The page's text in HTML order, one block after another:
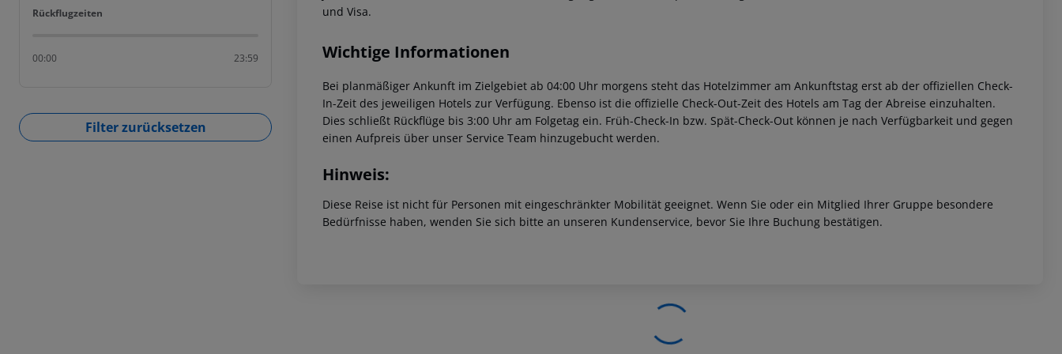
Rückflugzeiten
Rückflugzeiten
00:00 23:59
Filter zurücksetzen
und Visa.
Wichtige Informationen
Bei planmäßiger Ankunft im Zielgebiet ab 04:00 Uhr morgens steht das Hotelzimmer am Ankunftstag erst ab der offiziellen Check-
In-Zeit des jeweiligen Hotels zur Verfügung. Ebenso ist die offizielle Check-Out-Zeit des Hotels am Tag der Abreise einzuhalten.
Dies schließt Rückflüge bis 3:00 Uhr am Folgetag ein. Früh-Check-In bzw. Spät-Check-Out können je nach Verfügbarkeit und gegen
einen Aufpreis über unser Service Team hinzugebucht werden.
Hinweis:
Diese Reise ist nicht für Personen mit eingeschränkter Mobilität geeignet. Wenn Sie oder ein Mitglied Ihrer Gruppe besondere
Bedürfnisse haben, wenden Sie sich bitte an unseren Kundenservice, bevor Sie Ihre Buchung bestätigen.